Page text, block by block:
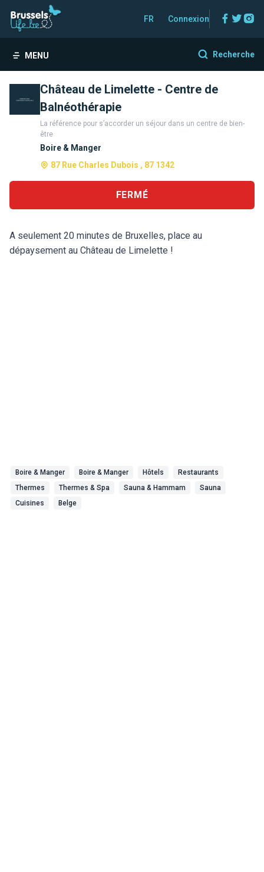
FR Connexion
MENU Recherche
Château de Limelette - Centre de
Balnéothérapie
La référence pour s’accorder un séjour dans un centre de bien-
être
Boire & Manger
87 Rue Charles Dubois , 87 1342
FERMÉ
A seulement 20 minutes de Bruxelles, place au
dépaysement au Château de Limelette !
Boire & Manger Boire & Manger Hôtels
Restaurants
Thermes
Thermes & Spa Sauna & Hammam
Sauna
Cuisines
Belge